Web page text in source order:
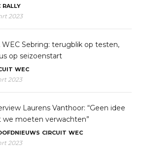
RALLY
2023
WEC Sebring: terugblik op testen,
op seizoenstart
WEC
2023
Laurens Vanthoor: “Geen idee
we moeten verwachten”
CIRCUIT WEC
2023